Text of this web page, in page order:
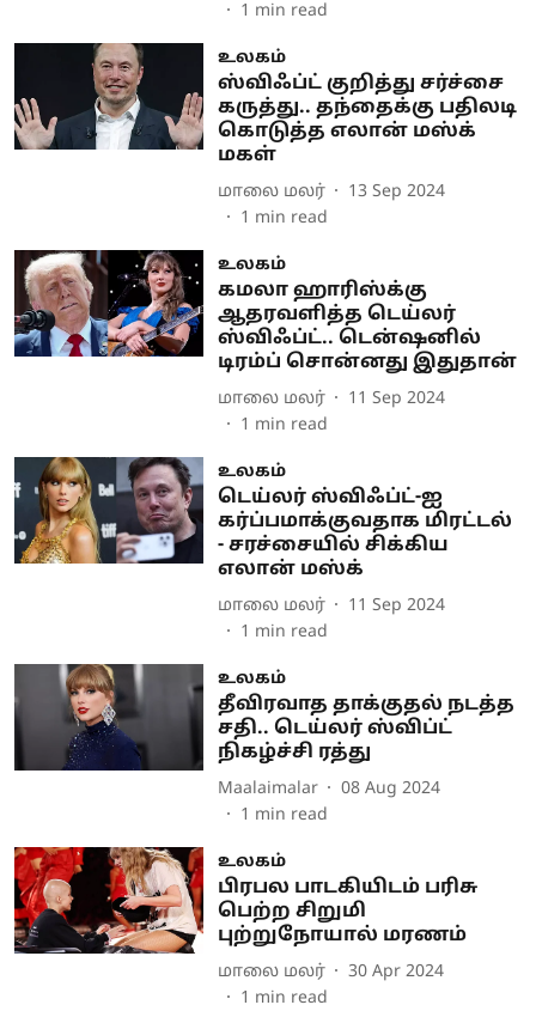
1 min read
உலகம்
ஸ்விஃப்ட் குறித்து சர்ச்சை
கருத்து.. தந்தைக்கு பதிலடி
கொடுத்த எலான் மஸ்க்
மகள்
மாலை மலர்
13 Sep 2024
1 min read
உலகம்
கமலா ஹாரிஸ்க்கு
ஆதரவளித்த டெய்லர்
ஸ்விஃப்ட்.. டென்ஷனில்
டிரம்ப் சொன்னது இதுதான்
மாலை மலர்
11 Sep 2024
1 min read
உலகம்
டெய்லர் ஸ்விஃப்ட்-ஐ
கர்ப்பமாக்குவதாக மிரட்டல்
- சரச்சையில் சிக்கிய
எலான் மஸ்க்
மாலை மலர்
11 Sep 2024
1 min read
உலகம்
தீவிரவாத தாக்குதல் நடத்த
சதி.. டெய்லர் ஸ்விப்ட்
நிகழ்ச்சி ரத்து
Maalaimalar
08 Aug 2024
1 min read
உலகம்
பிரபல பாடகியிடம் பரிசு
பெற்ற சிறுமி
புற்றுநோயால் மரணம்
மாலை மலர்
30 Apr 2024
1 min read